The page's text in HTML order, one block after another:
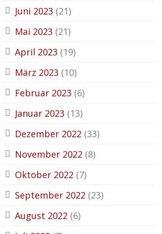
Juni 2023 (21)
Mai 2023 (21)
April 2023 (19)
März 2023 (10)
Februar 2023 (6)
Januar 2023 (13)
Dezember 2022 (33)
November 2022 (8)
Oktober 2022 (7)
September 2022 (23)
August 2022 (6)